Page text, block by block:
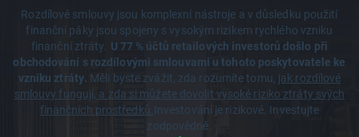
Rozdílové smlouvy jsou komplexní nástroje a v důsledku použití
finanční páky jsou spojeny s vysokým rizikem rychlého vzniku
finanční ztráty. U 77 % účtů retailových investorů došlo při
obchodování s rozdílovými smlouvami u tohoto poskytovatele ke
vzniku ztráty. Měli byste zvážit, zda rozumíte tomu, jak rozdílové
smlouvy fungují, a zda si můžete dovolit vysoké riziko ztráty svých
finančních prostředků.Investování je rizikové. Investujte
zodpovědně.